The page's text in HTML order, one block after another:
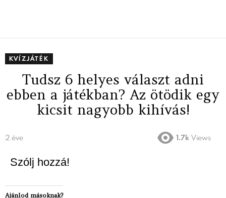
KVÍZJÁTÉK
Tudsz 6 helyes választ adni
ebben a játékban? Az ötödik egy
kicsit nagyobb kihívás!
2 éve 1.7k Views
Szólj hozzá!
Ajánlod másoknak?